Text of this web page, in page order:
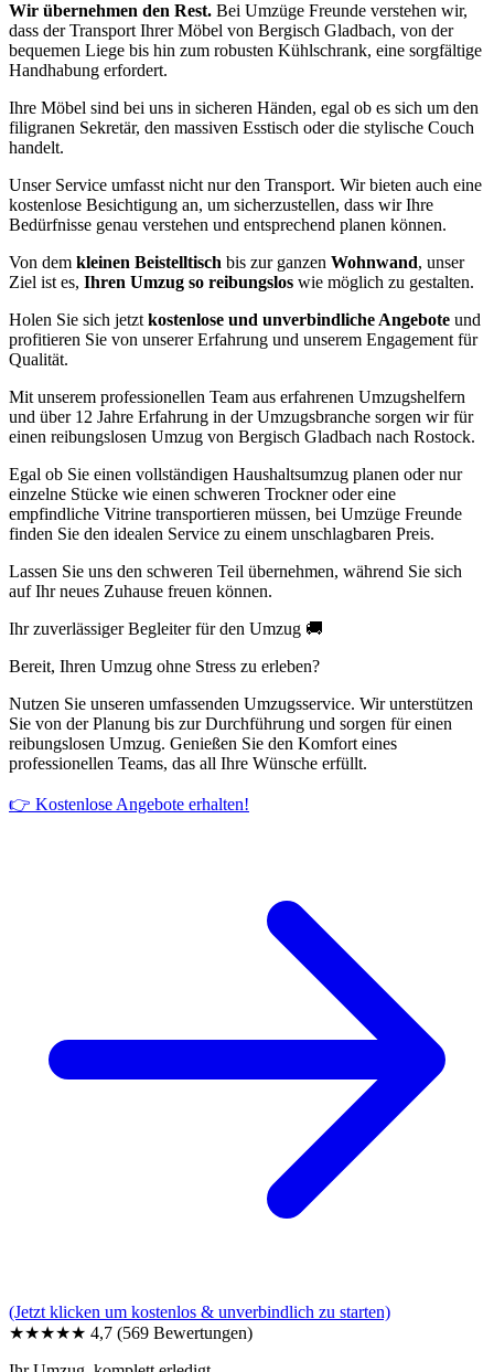
Wir übernehmen den Rest. Bei Umzüge Freunde verstehen wir,
dass der Transport Ihrer Möbel von Bergisch Gladbach, von der
bequemen Liege bis hin zum robusten Kühlschrank, eine sorgfältige
Handhabung erfordert.
Ihre Möbel sind bei uns in sicheren Händen, egal ob es sich um den
filigranen Sekretär, den massiven Esstisch oder die stylische Couch
handelt.
Unser Service umfasst nicht nur den Transport. Wir bieten auch eine
kostenlose Besichtigung an, um sicherzustellen, dass wir Ihre
Bedürfnisse genau verstehen und entsprechend planen können.
Von dem kleinen Beistelltisch bis zur ganzen Wohnwand, unser
Ziel ist es, Ihren Umzug so reibungslos wie möglich zu gestalten.
Holen Sie sich jetzt kostenlose und unverbindliche Angebote und
profitieren Sie von unserer Erfahrung und unserem Engagement für
Qualität.
Mit unserem professionellen Team aus erfahrenen Umzugshelfern
und über 12 Jahre Erfahrung in der Umzugsbranche sorgen wir für
einen reibungslosen Umzug von Bergisch Gladbach nach Rostock.
Egal ob Sie einen vollständigen Haushaltsumzug planen oder nur
einzelne Stücke wie einen schweren Trockner oder eine
empfindliche Vitrine transportieren müssen, bei Umzüge Freunde
finden Sie den idealen Service zu einem unschlagbaren Preis.
Lassen Sie uns den schweren Teil übernehmen, während Sie sich
auf Ihr neues Zuhause freuen können.
Ihr zuverlässiger Begleiter für den Umzug 🚚
Bereit, Ihren Umzug ohne Stress zu erleben?
Nutzen Sie unseren umfassenden Umzugsservice. Wir unterstützen
Sie von der Planung bis zur Durchführung und sorgen für einen
reibungslosen Umzug. Genießen Sie den Komfort eines
professionellen Teams, das all Ihre Wünsche erfüllt.
👉 Kostenlose Angebote erhalten!
(Jetzt klicken um kostenlos & unverbindlich zu starten)
★★★★★ 4,7 (569 Bewertungen)